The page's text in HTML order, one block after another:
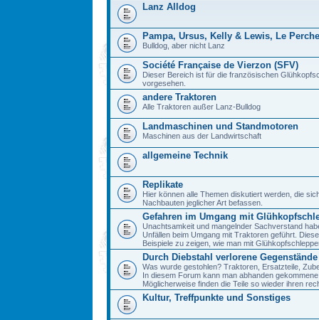
Lanz Alldog
Pampa, Ursus, Kelly & Lewis, Le
Bulldog, aber nicht Lanz
Société Française de Vierzon (SFV)
Dieser Bereich ist für die französischen
vorgesehen.
andere Traktoren
Alle Traktoren außer Lanz-Bulldog
Landmaschinen und Standmotoren
Maschinen aus der Landwirtschaft
allgemeine Technik
Replikate
Hier können alle Themen diskutiert werden, die
Nachbauten jeglicher Art befassen.
Gefahren im Umgang mit
Unachtsamkeit und mangelnder Sachverstand
Unfällen beim Umgang mit Traktoren geführt.
Beispiele zu zeigen, wie man mit
Durch Diebstahl verlorene Gegenstände
Was wurde gestohlen? Traktoren, Ersatzteile,
In diesem Forum kann man abhanden
Möglicherweise finden die Teile so wieder ihren
Kultur, Treffpunkte und Sonstiges